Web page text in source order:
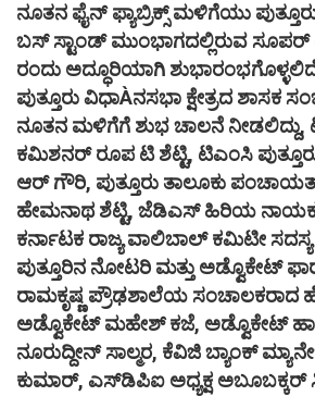
ನೂತನ ಫೈನ್ ಫ್ಯಾಬ್ರಿಕ್ಸ್ ಮಳಿಗೆಯು
ಬಸ್ ಸ್ಟಾಂಡ್ ಮುಂಭಾಗದಲ್ಲಿರುವ
ರಂದು ಅದ್ಧೂರಿಯಾಗಿ
ಪುತ್ತೂರು ವಿಧಾÀನಸಭಾ ಕ್ಷೇತ್ರದ ಶಾಸಕ
ನೂತನ ಮಳಿಗೆಗೆ ಶುಭ ಚಾಲನೆ ನೀಡಲಿದ್ದು,
ಕಮಿಶನರ್ ರೂಪ ಟಿ ಶೆಟ್ಟಿ, ಟಿಎಂಸಿ ಪುತ್ತೂರು
ಆರ್ ಗೌರಿ, ಪುತ್ತೂರು ತಾಲೂಕು
ಹೇಮನಾಥ ಶೆಟ್ಟಿ, ಜೆಡಿಎಸ್ ಹಿರಿಯ
ಕರ್ನಾಟಕ ರಾಜ್ಯ ವಾಲಿಬಾಲ್ ಕಮಿಟೀ
ಪುತ್ತೂರಿನ ನೋಟರಿ ಮತ್ತು ಅಡ್ವೊಕೇಟ್
ರಾಮಕೃಷ್ಣ ಪ್ರೌಢಶಾಲೆಯ ಸಂಚಾಲಕರಾದ
ಅಡ್ವೊಕೇಟ್ ಮಹೇಶ್ ಕಜೆ, ಅಡ್ವೊಕೇಟ್
ನೂರುದ್ದೀನ್ ಸಾಲ್ಮರ, ಕೆವಿಜಿ ಬ್ಯಾಂಕ್
ಕುಮಾರ್, ಎಸ್‌ಡಿಪಿಐ ಅಧ್ಯಕ್ಷ ಅಬೂಬಕ್ಕರ್